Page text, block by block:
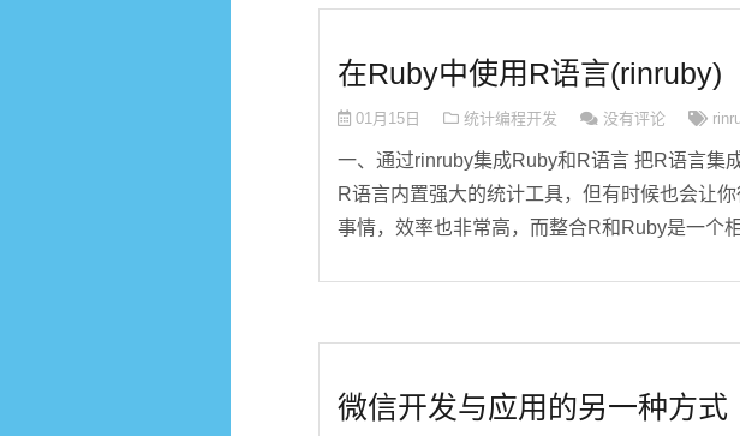
在Ruby中使用R语言(rinruby)
01月15日 统计编程开发 没有评论
一、通过rinruby集成Ruby和R语言 把R语言集
R语言内置强大的统计工具，但有时候也会让
事情，效率也非常高，而整合R和Ruby是一个
微信开发与应用的另一种方式